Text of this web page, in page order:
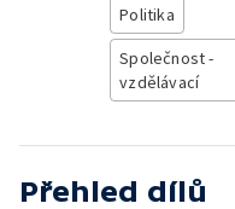
Politika
Společnost -
vzdělávací
Přehled dílů